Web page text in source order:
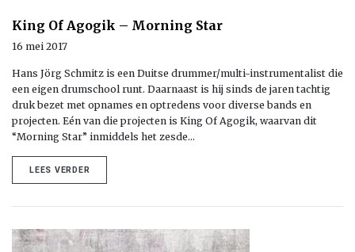
King Of Agogik – Morning Star
16 mei 2017
Hans Jörg Schmitz is een Duitse drummer/multi-instrumentalist die
een eigen drumschool runt. Daarnaast is hij sinds de jaren tachtig
druk bezet met opnames en optredens voor diverse bands en
projecten. Eén van die projecten is King Of Agogik, waarvan dit
“Morning Star” inmiddels het zesde…
LEES VERDER